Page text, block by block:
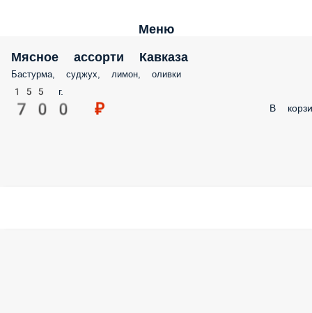
Меню
Мясное ассорти Кавказа
Бастурма, суджух, лимон, оливки
155 г.
700 ₽ В